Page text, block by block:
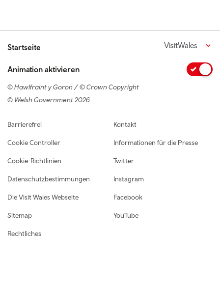
Startseite VisitWales
Animation aktivieren
© Hawlfraint y Goron / © Crown Copyright
© Welsh Government 2026
Footer navigation
Barrierefrei
Cookie Controller
Cookie-Richtlinien
Datenschutzbestimmungen
Die Visit Wales Webseite
Sitemap
Rechtliches
Kontakt
Informationen für die Presse
Twitter
Instagram
Facebook
YouTube